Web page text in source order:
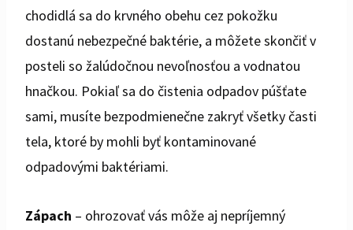
chodidlá sa do krvného obehu cez pokožku
dostanú nebezpečné baktérie, a môžete skončiť v
posteli so žalúdočnou nevoľnosťou a vodnatou
hnačkou. Pokiaľ sa do čistenia odpadov púšťate
sami, musíte bezpodmienečne zakryť všetky časti
tela, ktoré by mohli byť kontaminované
odpadovými baktériami.
Zápach – ohrozovať vás môže aj nepríjemný